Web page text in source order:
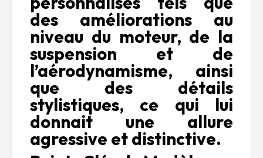
des améliorations au
niveau du moteur, de la
suspension et de
l’aérodynamisme, ainsi
que des détails
stylistiques, ce qui lui
donnait une allure
agressive et distinctive.